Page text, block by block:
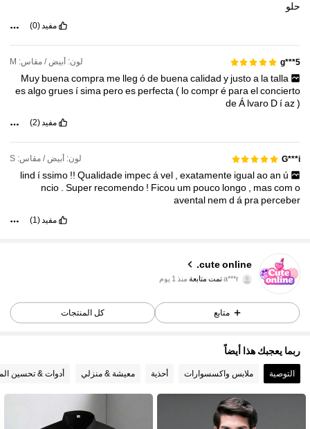
حلو
مفيد(0)
g***5 لون: أبيض / مقاس: M
Muy buenacompra me llegóde buenacalidady justoa latalla
esalgogrues ísima peroes perfecta( locompré paraelconcierto
deÁlvaro D íaz)
مفيد(2)
G***i لون: أبيض / مقاس: S
lind íssimo !!Qualidade impecável ,exatamente igualaoan ú
ncio . Super recomendo ! Ficou um pouco longo , mascom o
avental nem d á pra perceber
مفيد (1)
cute online.
4.80
41 متابعون
a***rتمت متابعة منذ 1 يوم
4.80 41 متابعون
4.80 41 متابعون
متابع كل المنتجات
ربما يعجبك هذا أيضاً
التوصية ملابس واكسسوارات أحذية معيشة & منزلي أدوات & تحسين